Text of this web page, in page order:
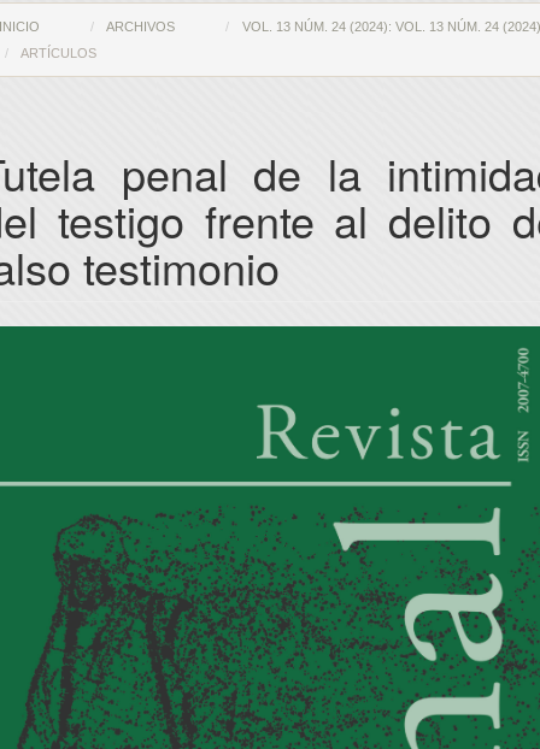
INICIO ARCHIVOS
VOL. 13 NÚM. 24 (2024): VOL. 13 NÚM. 24 (2024)
ARTÍCULOS
penal de la
testigo frente al delito
testimonio